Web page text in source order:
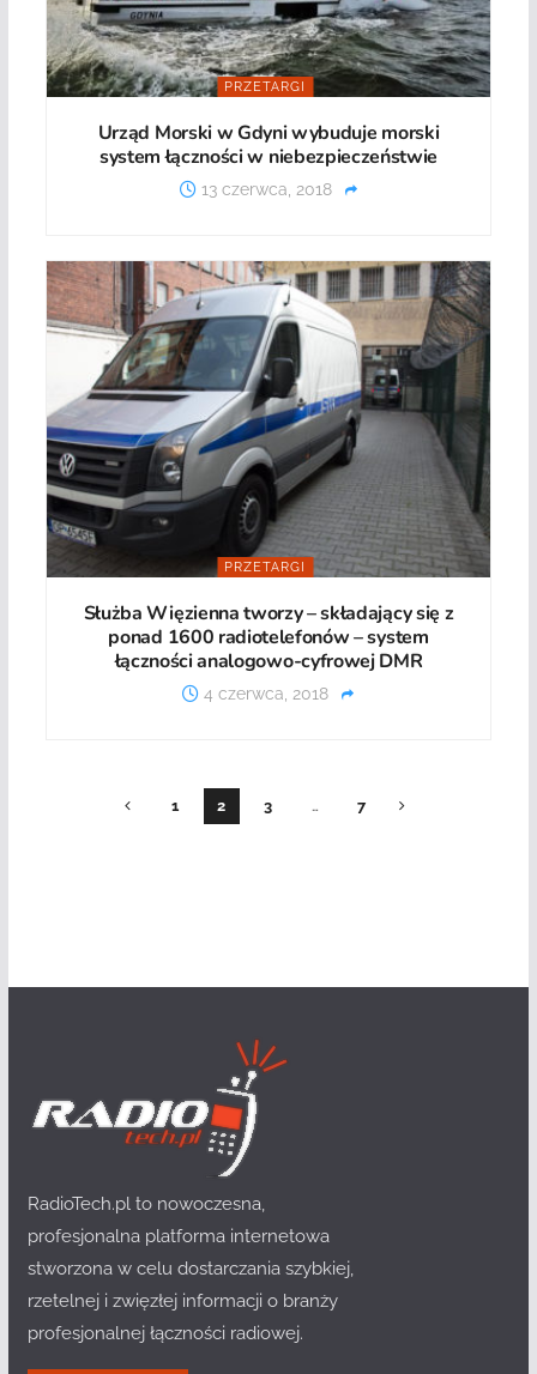
PRZETARGI
Urząd Morski w Gdyni wybuduje morski
system łączności w niebezpieczeństwie
13 czerwca, 2018
PRZETARGI
Służba Więzienna tworzy – składający się z
ponad 1600 radiotelefonów – system
łączności analogowo-cyfrowej DMR
4 czerwca, 2018
1 2 3 … 7
RadioTech.pl to nowoczesna,
profesjonalna platforma internetowa
stworzona w celu dostarczania szybkiej,
rzetelnej i zwięzłej informacji o branży
profesjonalnej łączności radiowej.